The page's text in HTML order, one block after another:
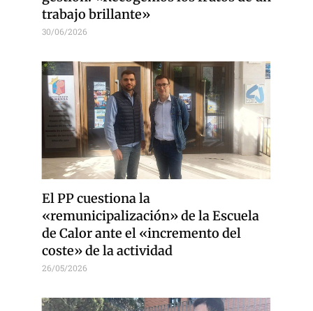
trabajo brillante»
30/06/2026
El PP cuestiona la
«remunicipalización» de la Escuela
de Calor ante el «incremento del
coste» de la actividad
26/05/2026